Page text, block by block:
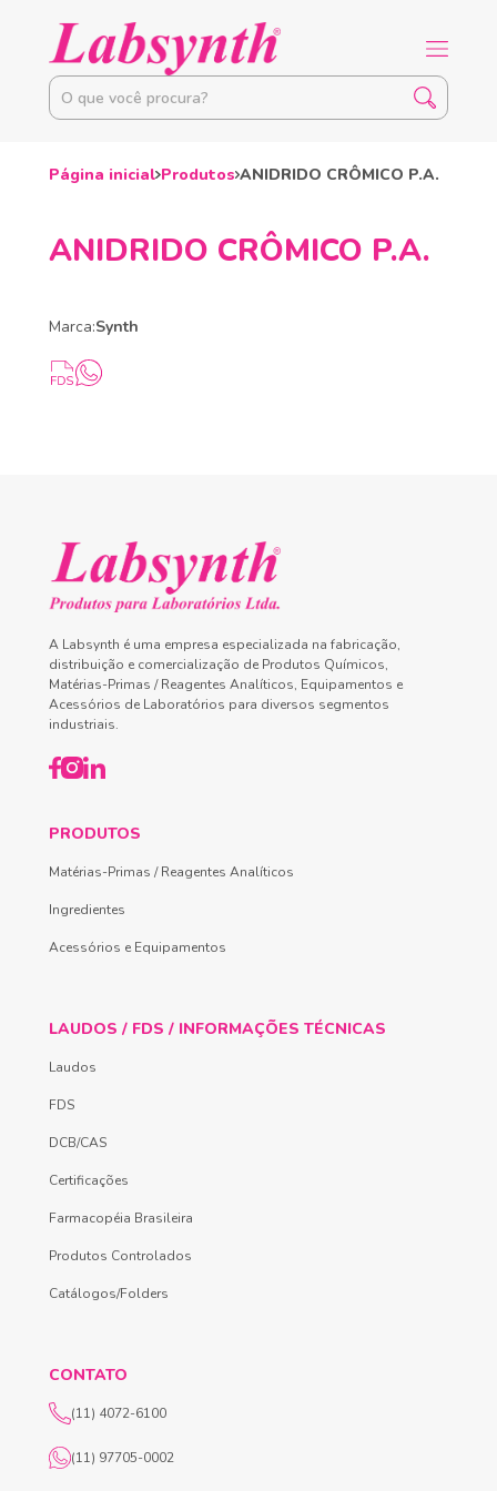
Página inicial Produtos ANIDRIDO CRÔMICO P.A.
ANIDRIDO CRÔMICO P.A.
Marca:Synth
A Labsynth é uma empresa especializada na fabricação,
distribuição e comercialização de Produtos Químicos,
Matérias-Primas / Reagentes Analíticos, Equipamentos e
Acessórios de Laboratórios para diversos segmentos
industriais.
PRODUTOS
Matérias-Primas / Reagentes Analíticos
Ingredientes
Acessórios e Equipamentos
LAUDOS / FDS / INFORMAÇÕES TÉCNICAS
Laudos
FDS
DCB/CAS
Certificações
Farmacopéia Brasileira
Produtos Controlados
Catálogos/Folders
CONTATO
(11) 4072-6100
(11) 97705-0002